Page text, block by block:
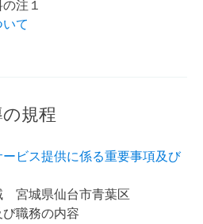
注１
て
規程
ビス提供に係る重要事項及び
宮城県仙台市青葉区
び職務の内容